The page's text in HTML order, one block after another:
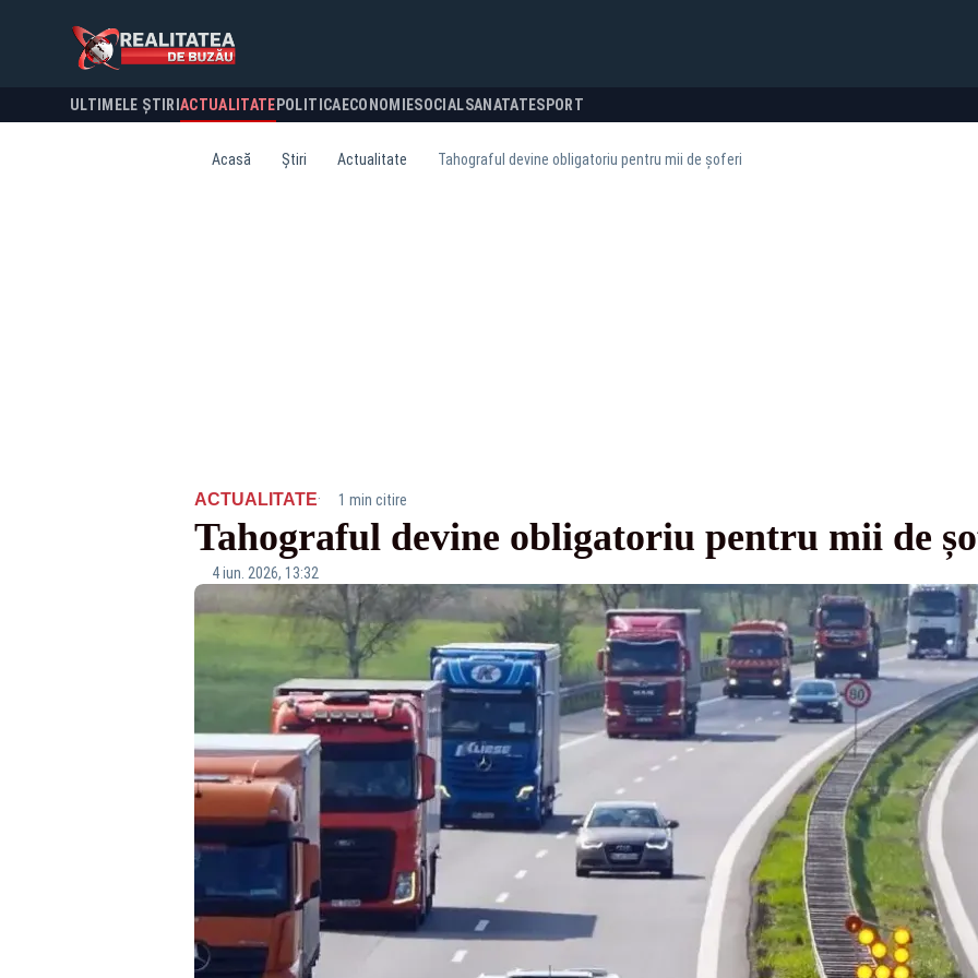
ULTIMELE ȘTIRI ACTUALITATE POLITICA ECONOMIESOCIALSANATATESPORT
Acasă Știri Actualitate Tahograful devine obligatoriu pentru mii de șoferi
ACTUALITATE· 1 min citire
Tahograful devine obligatoriu pentru mii de
4 iun. 2026, 13:32